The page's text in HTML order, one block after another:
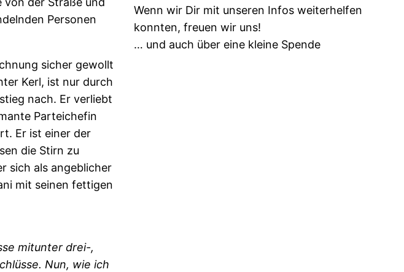
Personen
sicher gewollt
Kerl, ist nur durch
nach. Er verliebt
Parteichefin
Er ist einer der
die Stirn zu
sich als angeblicher
mit seinen fettigen
mitunter drei-,
Nun, wie ich
Wenn wir Dir mit unseren Infos weiterhelfen
konnten, freuen wir uns!
… und auch über eine kleine Spende